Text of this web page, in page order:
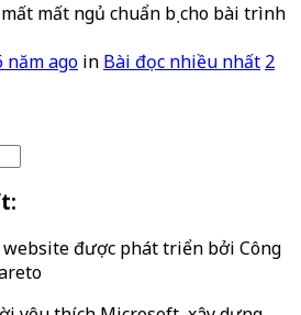
mất ngủ chuẩn bị cho bài trình
năm ago in Bài đọc nhiều nhất 2
được phát triển bởi Công